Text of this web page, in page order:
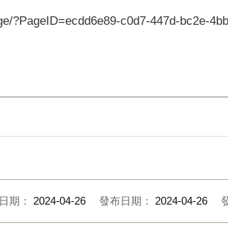
?PageID=ecdd6e89-c0d7-447d-bc2e-
期： 2024-04-26 發布日期： 2024-04-26